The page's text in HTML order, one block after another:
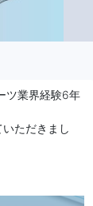
ツ業界経験6年
ただきまし